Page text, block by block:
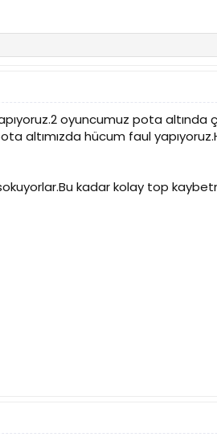
oyuncumuz pota altında
altımızda hücum faul
kadar kolay top